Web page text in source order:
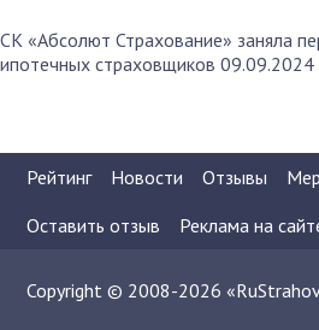
СК «Абсолют Страхование» заняла
ипотечных страховщиков 09.09.2024
Рейтинг Новости Отзывы
Оставить отзыв
Реклама на
Copyright © 2008-2026